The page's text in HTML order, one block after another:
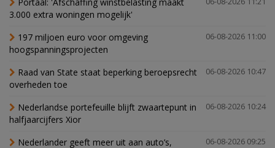
3.000 extra woningen mogelijk'
06-08-2026 11:00
197 miljoen euro voor omgeving
hoogspanningsprojecten
06-08-2026 10:47
Raad van State staat beperking beroepsrecht
overheden toe
06-08-2026 10:24
Nederlandse portefeuille blijft zwaartepunt in
halfjaarcijfers Xior
06-08-2026 09:25
Nederlander geeft meer uit aan auto’s,